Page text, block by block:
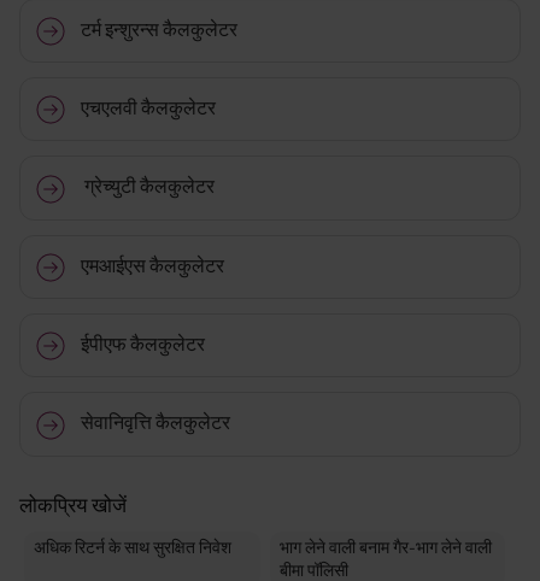
टर्म इन्शुरन्स कैलकुलेटर
एचएलवी कैलकुलेटर
ग्रेच्युटी कैलकुलेटर
एमआईएस कैलकुलेटर
ईपीएफ कैलकुलेटर
सेवानिवृत्ति कैलकुलेटर
लोकप्रिय खोजें
अधिक रिटर्न के साथ सुरक्षित निवेश
भाग लेने वाली बनाम गैर-भाग लेने वाली
बीमा पॉलिसी